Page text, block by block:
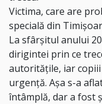
Victima, care are
specială din
La sfârşitul anului
dirigintei prin ce
autoritățile, iar
urgenţă. Aşa s-a
întâmplă, dar a fost